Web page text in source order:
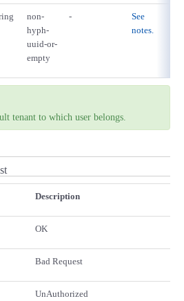
non-
hyph-
uuid-or-
empty
-
See
notes.
tenant to which user belongs.
Description
OK
Bad Request
UnAuthorized